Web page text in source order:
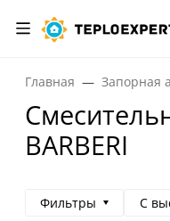
Главная Запорная
BARBERI
Фильтры С